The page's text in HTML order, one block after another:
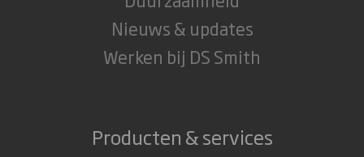
Nieuws & updates
Werken bij DS Smith
Producten & services